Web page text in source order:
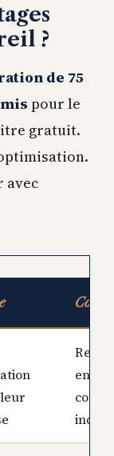
?
de 75
pour le
gratuit.
avec